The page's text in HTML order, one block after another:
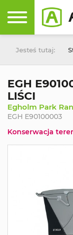
Jesteś tutaj:
EGH
LIŚCI
Egholm Park
EGH E90100003
Konserwacja